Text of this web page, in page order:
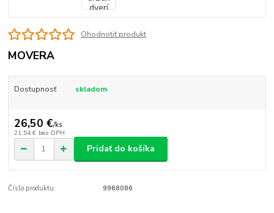
Ohodnotiť produkt
MOVERA
Dostupnosť skladom
26,50 €/ks
21,54 € bez DPH
Pridať do košíka
Číslo produktu: 9968086